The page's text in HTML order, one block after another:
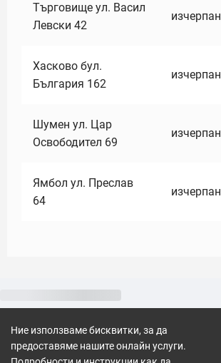
Търговище ул. Васил
Левски 42
изчерпан
Хасково бул.
България 162
изчерпан
Шумен ул. Цар
Освободител 69
изчерпан
Ямбол ул. Преслав
64
изчерпан
Ние използваме бисквитки, за да
предоставяме нашите онлайн услуги.